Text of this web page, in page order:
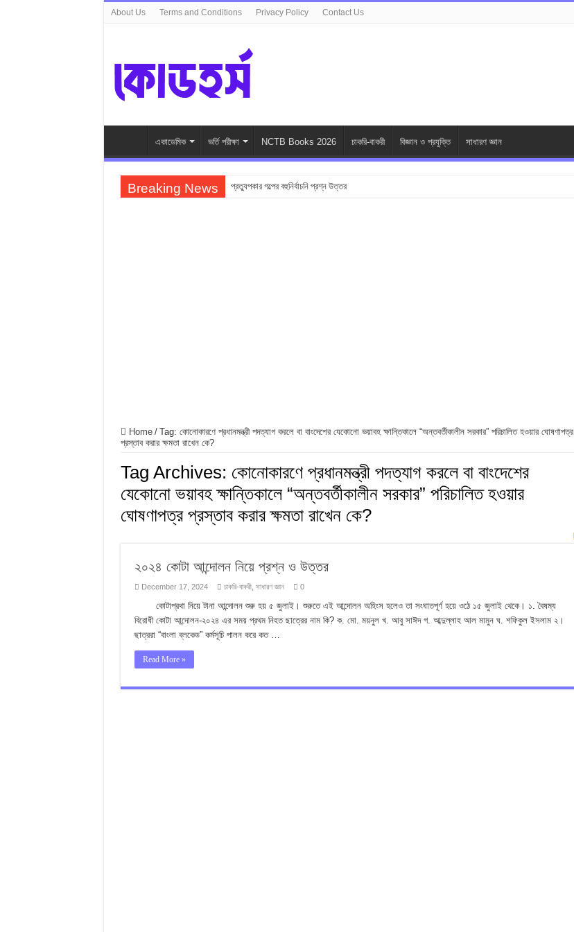
About Us Terms and Conditions Privacy Policy Contact Us
একাডেমিক ভর্তি পরীক্ষা NCTB Books 2026 চাকরি-বাকরী বিজ্ঞান ও প্রযুক্তি সাধারণ জ্ঞান
Breaking News প্রত্যুপকার গল্পের বহুনির্বাচনি প্রশ্ন উত্তর
Home / Tag: কোনোকারণে প্রধানমন্ত্রী পদত্যাগ করলে বা বাংদেশের যেকোনো ভয়াবহ ক্ষান্তিকালে “অন্তবর্তীকালীন সরকার” পরিচালিত হওয়ার ঘোষণাপত্র
প্রস্তাব করার ক্ষমতা রাখেন কে?
Tag Archives: কোনোকারণে প্রধানমন্ত্রী পদত্যাগ করলে বা বাংদেশের
যেকোনো ভয়াবহ ক্ষান্তিকালে “অন্তবর্তীকালীন সরকার” পরিচালিত হওয়ার
ঘোষণাপত্র প্রস্তাব করার ক্ষমতা রাখেন কে?
২০২৪ কোটা আন্দোলন নিয়ে প্রশ্ন ও উত্তর
December 17, 2024 চাকরি-বাকরী, সাধারণ জ্ঞান 0
কোটাপ্রথা নিয়ে টানা আন্দোলন শুরু হয় ৫ জুলাই। শুরুতে এই আন্দোলন অহিংস হলেও তা সংঘাতপূর্ণ হয়ে ওঠে ১৫ জুলাই থেকে। ১. বৈষম্য
বিরোধী কোটা আন্দোলন-২০২৪ এর সময় প্রথম নিহত ছাত্রের নাম কি? ক. মো. ময়নুল খ. আবু সাঈদ গ. আব্দুল্লাহ আল মামুন ঘ. শফিকুল ইসলাম ২।
ছাত্ররা “বাংলা ব্লকেড” কর্মসূচি পালন করে কত …
Read More »